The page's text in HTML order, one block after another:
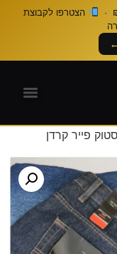
הצטרפו לקבוצת
פייר קרדן